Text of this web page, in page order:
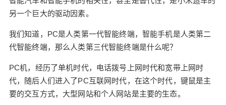
另一个巨大的驱动因素。
我们知道，PC是人类第一代智能终端，智能手机是人类第二
代智能终端，那么人类第三代智能终端是什么呢？
PC机，经历了单机时代，电话拨号上网时代和宽带上网时
代，随后人们进入了PC互联网时代，在这个时代，键鼠是主
要的交互方式，大型网站和个人网站是主要的生态。
掉PC机，但让PC的价值大打折扣；同样的道理，
机的影响力大打折扣，但智能汽车恐怕会完全替代
掉PC机。 这样的远景，对于智能手机制造商而言，
程中，联想、惠普、IBM等当初的计算机巨头没有
转型成功，但苹果却成功了。 在PC时代，苹果处在
舞台边缘；但在智能手机时代，苹果一跃成为全球